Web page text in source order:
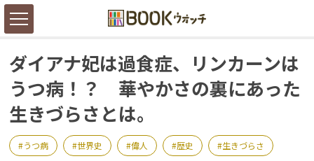
ダイアナ妃は過食症、リンカーンは
うつ病！？ 華やかさの裏にあった
生きづらさとは。
うつ病 世界史 偉人 歴史 生きづらさ